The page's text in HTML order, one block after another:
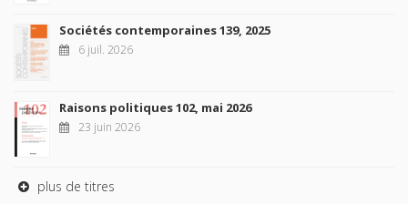
Sociétés contemporaines 139, 2025
6 juil. 2026
Raisons politiques 102, mai 2026
23 juin 2026
plus de titres